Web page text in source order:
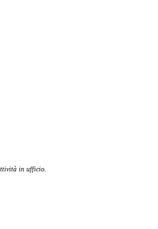
in ufficio.